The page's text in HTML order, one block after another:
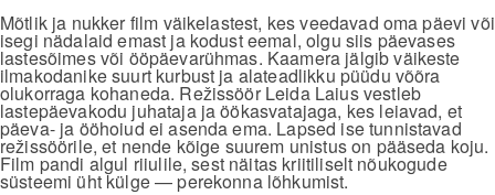
Mõtlik ja nukker film väikelastest, kes veedavad oma päevi või
isegi nädalaid emast ja kodust eemal, olgu siis päevases
lastesõimes või ööpäevarühmas. Kaamera jälgib väikeste
ilmakodanike suurt kurbust ja alateadlikku püüdu võõra
olukorraga kohaneda. Režissöör Leida Laius vestleb
lastepäevakodu juhataja ja öökasvatajaga, kes leiavad, et
päeva- ja ööhoiud ei asenda ema. Lapsed ise tunnistavad
režissöörile, et nende kõige suurem unistus on pääseda koju.
Film pandi algul riiulile, sest näitas kriitiliselt nõukogude
süsteemi üht külge — perekonna lõhkumist.